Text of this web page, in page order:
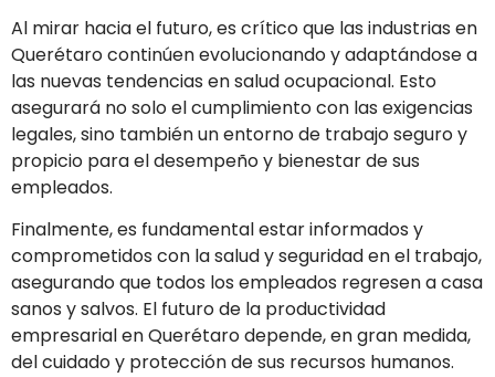
Al mirar hacia el futuro, es crítico que las industrias en
Querétaro continúen evolucionando y adaptándose a
las nuevas tendencias en salud ocupacional. Esto
asegurará no solo el cumplimiento con las exigencias
legales, sino también un entorno de trabajo seguro y
propicio para el desempeño y bienestar de sus
empleados.
Finalmente, es fundamental estar informados y
comprometidos con la salud y seguridad en el trabajo,
asegurando que todos los empleados regresen a casa
sanos y salvos. El futuro de la productividad
empresarial en Querétaro depende, en gran medida,
del cuidado y protección de sus recursos humanos.